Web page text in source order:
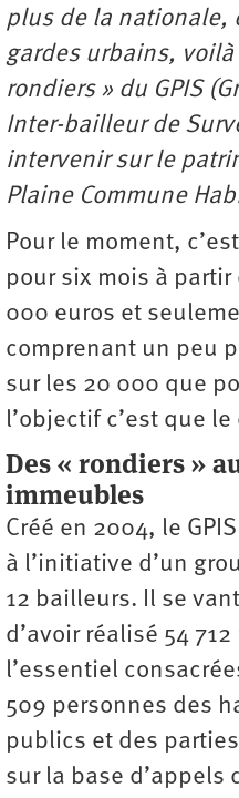
plus de la nationale,
gardes urbains,
rondiers » du GPIS
Inter-bailleur de
intervenir sur le
Plaine Commune
Pour le moment,
pour six mois à partir
000 euros et
comprenant un peu
sur les 20 000 que
l’objectif c’est que
Des « rondiers »
immeubles
Créé en 2004, le
à l’initiative d’un
12 bailleurs. Il se
d’avoir réalisé 54
l’essentiel
509 personnes des
publics et des
sur la base d’appels